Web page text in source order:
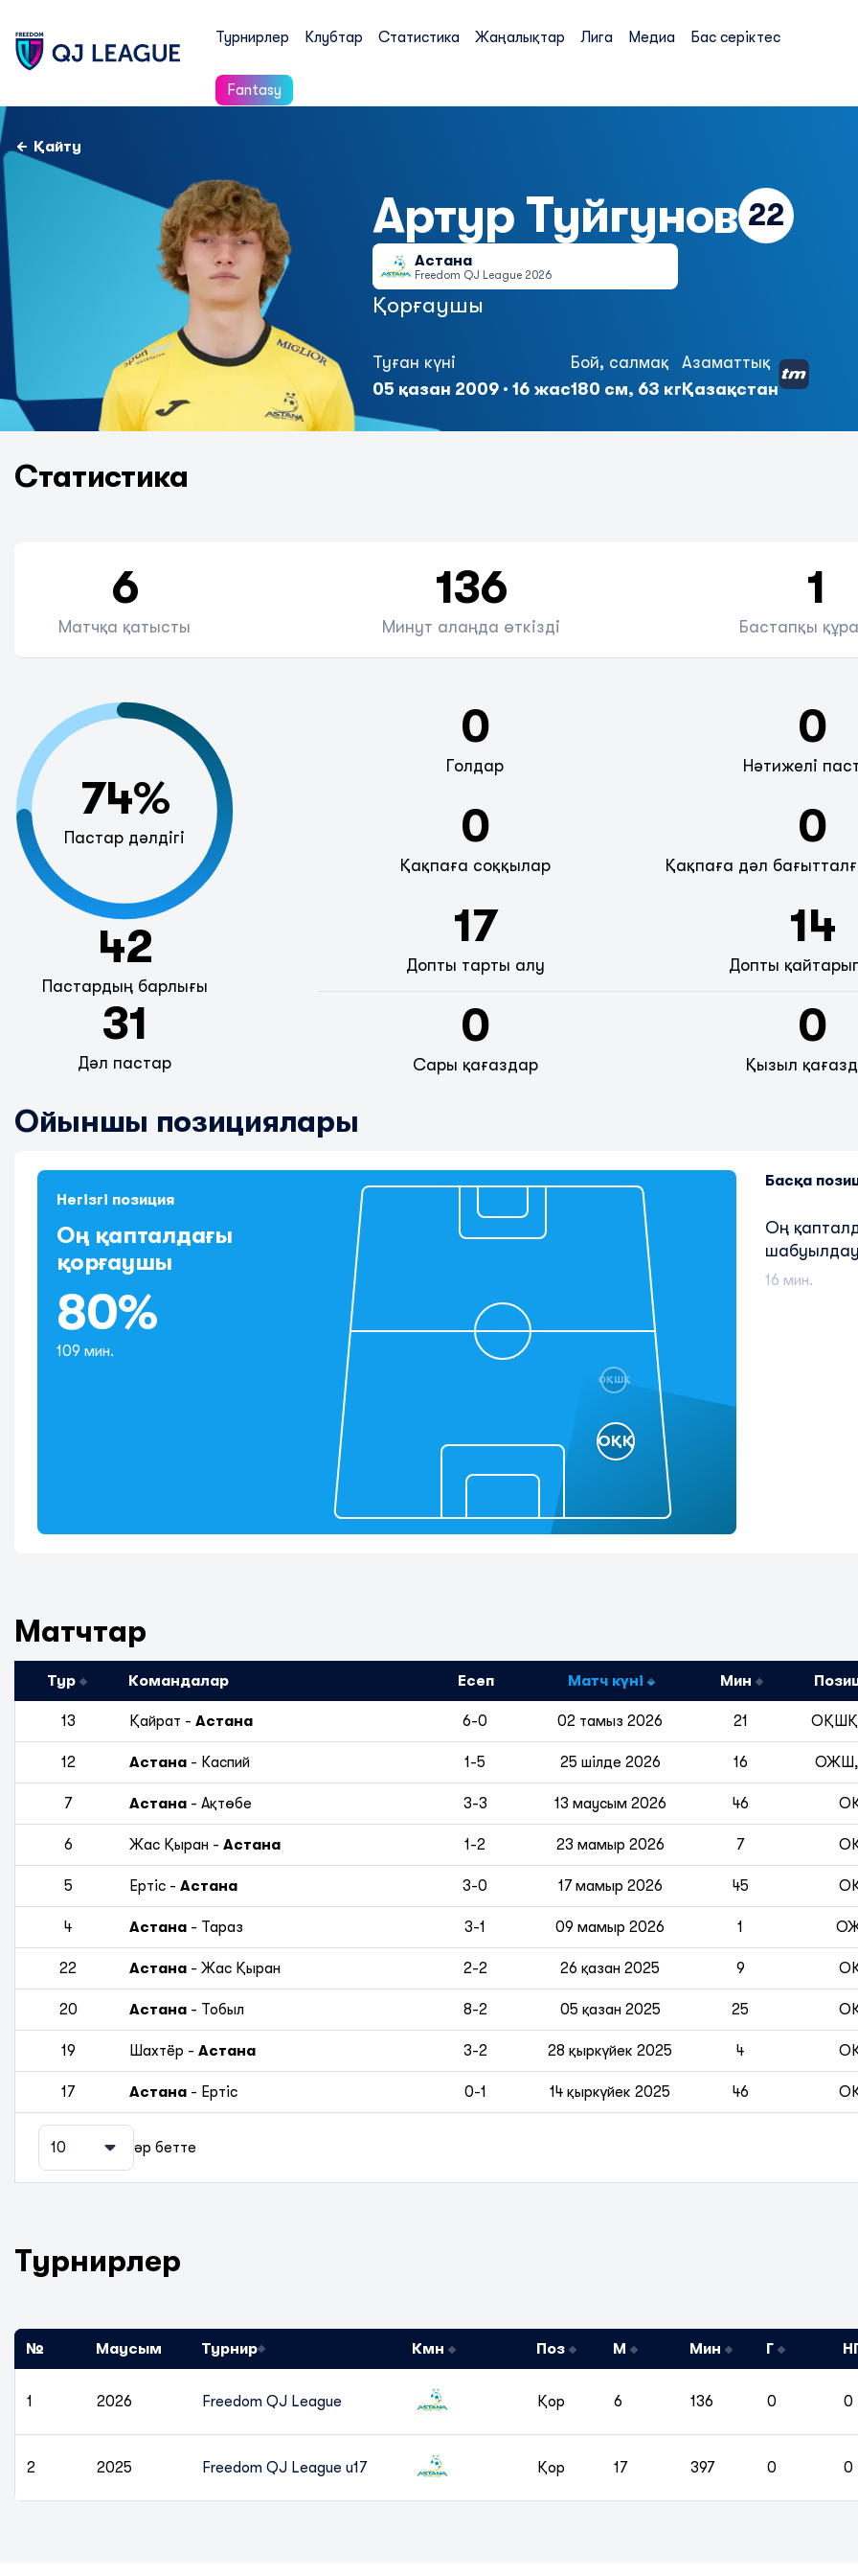
Турнирлер Клубтар Статистика Жаңалықтар Лига Медиа Бас серіктес
Fantasy
Қайту
Артур Туйгунов
Астана
Freedom QJ League 2026
Қорғаушы
22
Туған күні
05 қазан 2009 · 16 жас
Бой, салмақ
180 см, 63 кг
Азаматтық
Қазақстан
Статистика
6
Матчқа қатысты
136
Минут алаңда өткізді
1
Бастапқы
74%
Пастар дәлдігі
42
Пастардың барлығы
31
Дәл пастар
0
Голдар
0
Нәтижелі
0
Қақпаға соққылар
0
Қақпаға дәл
17
Допты тарты алу
14
Допты
0
Сары қағаздар
0
Қызыл
Ойыншы позициялары
Негізгі позиция
Оң қапталдағы
қорғаушы
80%
109 мин.
ОҚҚ
ОҚШҚ
Басқа
Оң
16 мин.
Матчтар
Тур Командалар Есеп Матч күні Мин
13 Қайрат - Астана 6-0 02 тамыз 2026 21
12 Астана - Каспий 1-5 25 шілде 2026 16
7 Астана - Ақтөбе 3-3 13 маусым 2026 46
6 Жас Қыран - Астана 1-2 23 мамыр 2026 7
5 Ертіс - Астана 3-0 17 мамыр 2026 45
4 Астана - Тараз 3-1 09 мамыр 2026 1
22 Астана - Жас Қыран 2-2 26 қазан 2025 9
20 Астана - Тобыл 8-2 05 қазан 2025 25
19 Шахтёр - Астана 3-2 28 қыркүйек 2025 4
17 Астана - Ертіс 0-1 14 қыркүйек 2025 46
10 әр бетте
Турнирлер
№ Маусым Турнир Кмн Поз М Мин Г
1 2026 Freedom QJ League Қор 6 136 0 0
2 2025 Freedom QJ League u17 Қор 17 397 0 0